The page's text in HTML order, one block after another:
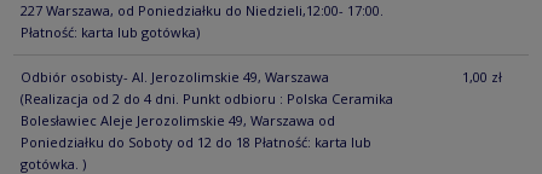
227 Warszawa, od Poniedziałku do Niedzieli,12:00- 17:00.
Płatność: karta lub gotówka)
Odbiór osobisty- Al. Jerozolimskie 49, Warszawa
(Realizacja od 2 do 4 dni. Punkt odbioru : Polska Ceramika
Bolesławiec Aleje Jerozolimskie 49, Warszawa od
Poniedziałku do Soboty od 12 do 18 Płatność: karta lub
gotówka. )
1,00 zł